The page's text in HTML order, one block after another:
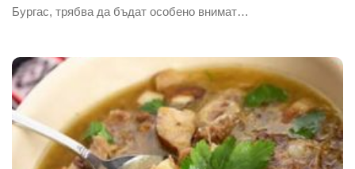
Бургас, трябва да бъдат особено внимат…